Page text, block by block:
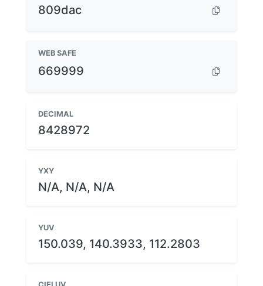
809dac
WEB SAFE
669999
DECIMAL
8428972
YXY
N/A, N/A, N/A
YUV
150.039, 140.3933, 112.2803
CIELUV